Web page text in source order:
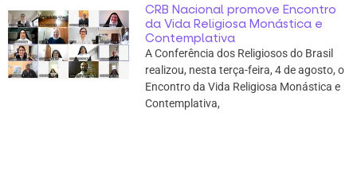
CRB Nacional promove Encontro
da Vida Religiosa Monástica e
Contemplativa
A Conferência dos Religiosos do Brasil
realizou, nesta terça-feira, 4 de agosto, o
Encontro da Vida Religiosa Monástica e
Contemplativa,